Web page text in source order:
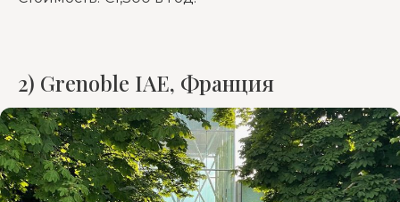
2) Grenoble IAE, Франция